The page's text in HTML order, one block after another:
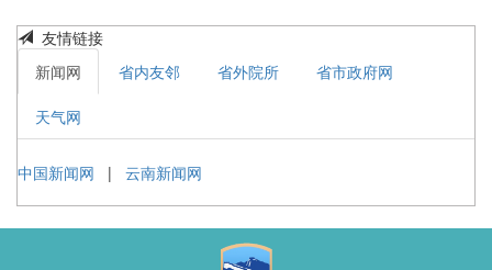
友情链接
新闻网
省内友邻 省外院所 省市政府网
天气网
中国新闻网 | 云南新闻网